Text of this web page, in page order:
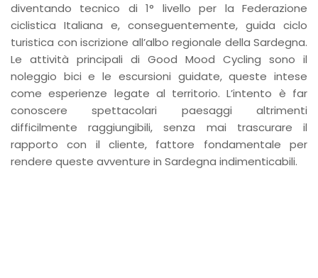
diventando tecnico di 1° livello per la Federazione
ciclistica Italiana e, conseguentemente, guida ciclo
turistica con iscrizione all’albo regionale della Sardegna.
Le attività principali di Good Mood Cycling sono il
noleggio bici e le escursioni guidate, queste intese
come esperienze legate al territorio. L’intento è far
conoscere spettacolari paesaggi altrimenti
difficilmente raggiungibili, senza mai trascurare il
rapporto con il cliente, fattore fondamentale per
rendere queste avventure in Sardegna indimenticabili.